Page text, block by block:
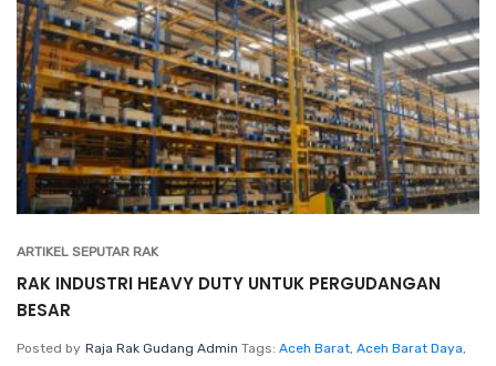
ARTIKEL SEPUTAR RAK
RAK INDUSTRI HEAVY DUTY UNTUK PERGUDANGAN
BESAR
Posted by Raja Rak Gudang Admin Tags: Aceh Barat, Aceh Barat Daya,